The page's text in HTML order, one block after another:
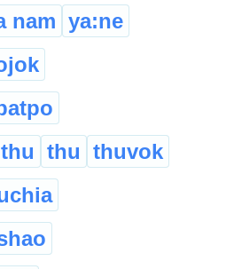
nam ya:ne
thu thuvok